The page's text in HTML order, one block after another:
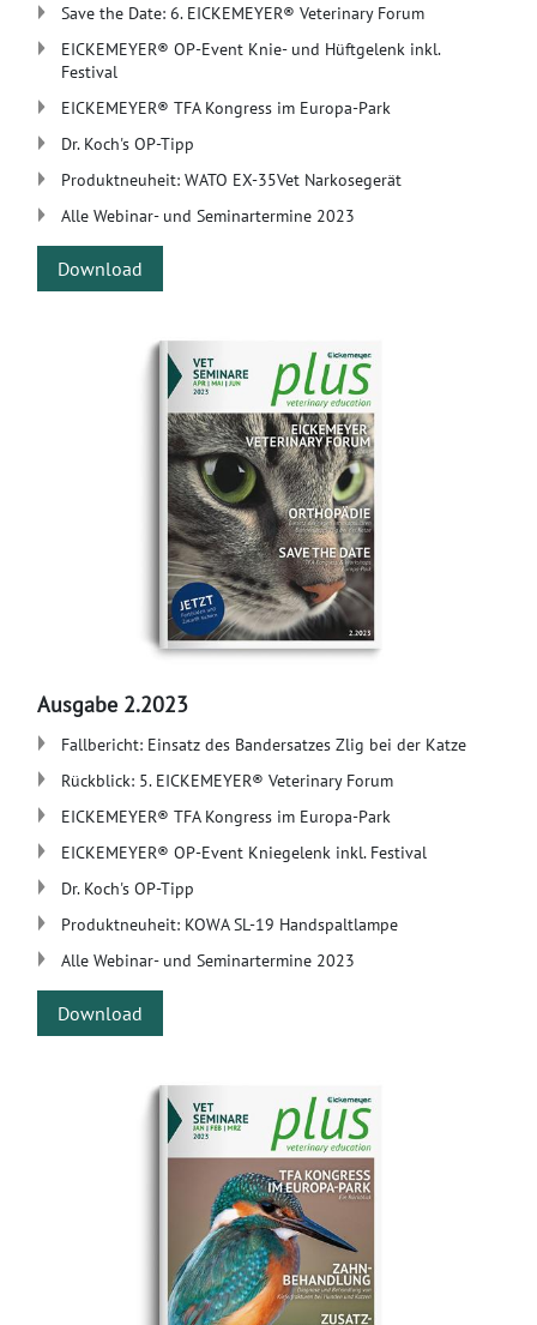
Save the Date: 6. EICKEMEYER® Veterinary Forum
EICKEMEYER® OP-Event Knie- und Hüftgelenk inkl.
Festival
EICKEMEYER® TFA Kongress im Europa-Park
Dr. Koch's OP-Tipp
Produktneuheit: WATO EX-35Vet Narkosegerät
Alle Webinar- und Seminartermine 2023
Download
Ausgabe 2.2023
Fallbericht: Einsatz des Bandersatzes Zlig bei der Katze
Rückblick: 5. EICKEMEYER® Veterinary Forum
EICKEMEYER® TFA Kongress im Europa-Park
EICKEMEYER® OP-Event Kniegelenk inkl. Festival
Dr. Koch's OP-Tipp
Produktneuheit: KOWA SL-19 Handspaltlampe
Alle Webinar- und Seminartermine 2023
Download